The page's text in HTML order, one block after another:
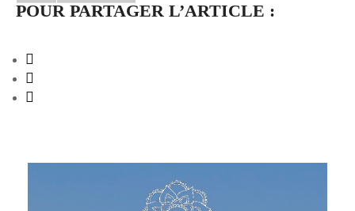
POUR PARTAGER L’ARTICLE :